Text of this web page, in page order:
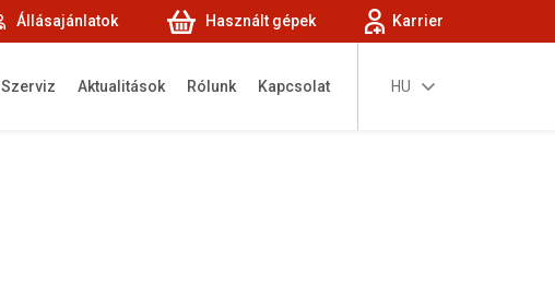
Állásajánlatok Használt gépek Karrier
HU
Szerviz Aktualitások Rólunk Kapcsolat